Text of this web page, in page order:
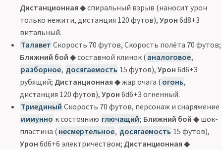
Дистанционная ◆ спиральный взрыв (наносит урон
только нежити, дистанция 120 футов), Урон 6d8+3
витальный.
Талавет Скорость 70 футов, Скорость полёта 70 футов;
Ближний бой ◆ составной клинок ( аналоговое,
разборное, досягаемость 15 футов),Урон 6d6+3
рубящий; Дистанционная ◆ жар очага ( огонь,
дистанция 120 футов), Урон 6d6+3 огненный.
Триединый Скорость 70 футов, персонаж и снаряжение
иммунно к состоянию глючащий; Ближний бой ◆ шок-
пластина ( несмертельное, досягаемость 15 футов),
Урон 6d6+6 электричеством; Дистанционная ◆